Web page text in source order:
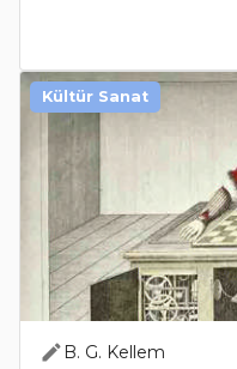
B. G. Kellem
Kültür Sanat